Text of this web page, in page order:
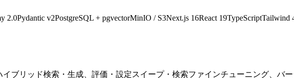
2.0Pydantic v2PostgreSQL + pgvectorMinIO / S3Next.js 16React 19TypeScriptTailwind
ブリッド検索・生成、評価・設定スイープ・検索ファインチューニング、バ